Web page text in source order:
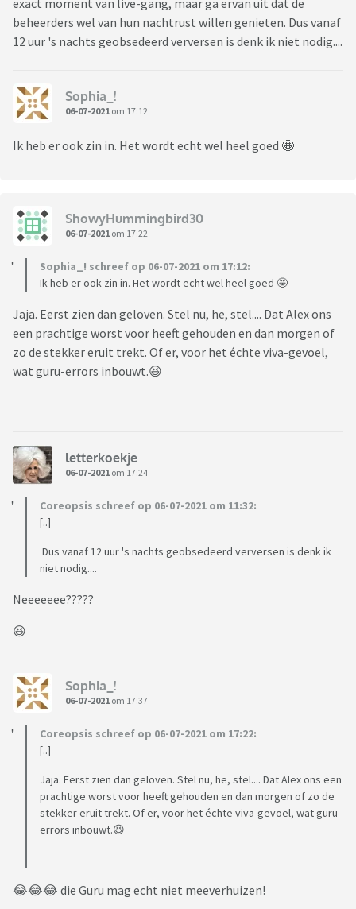
exact moment van live-gang, maar ga ervan uit dat de
beheerders wel van hun nachtrust willen genieten. Dus vanaf
12 uur 's nachts geobsedeerd verversen is denk ik niet nodig....
Sophia_!
06-07-2021 om 17:12
Ik heb er ook zin in. Het wordt echt wel heel goed 🤩
ShowyHummingbird30
06-07-2021 om 17:22
Sophia_! schreef op 06-07-2021 om 17:12:
Ik heb er ook zin in. Het wordt echt wel heel goed 🤩
Jaja. Eerst zien dan geloven. Stel nu, he, stel.... Dat Alex ons
een prachtige worst voor heeft gehouden en dan morgen of
zo de stekker eruit trekt. Of er, voor het échte viva-gevoel,
wat guru-errors inbouwt.😆
letterkoekje
06-07-2021 om 17:24
Coreopsis schreef op 06-07-2021 om 11:32:
[..]
Dus vanaf 12 uur 's nachts geobsedeerd verversen is denk ik
niet nodig....
Neeeeeee?????
😆
Sophia_!
06-07-2021 om 17:37
Coreopsis schreef op 06-07-2021 om 17:22:
[..]
Jaja. Eerst zien dan geloven. Stel nu, he, stel.... Dat Alex ons een
prachtige worst voor heeft gehouden en dan morgen of zo de
stekker eruit trekt. Of er, voor het échte viva-gevoel, wat guru-
errors inbouwt.😆
😂😂😂 die Guru mag echt niet meeverhuizen!